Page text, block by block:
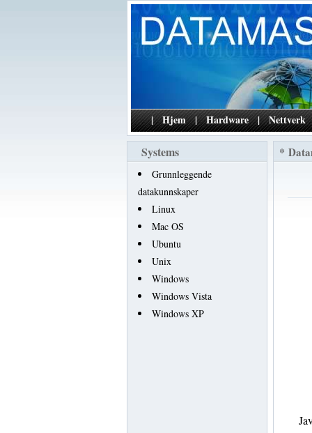
| Hjem | Hardware | Nettverk
Systems
Grunnleggende
datakunnskaper
Linux
Mac OS
Ubuntu
Unix
Windows
Windows Vista
Windows XP
*